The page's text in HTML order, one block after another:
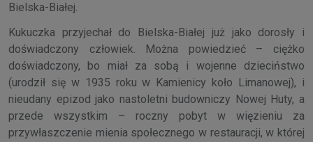
Bielska-Białej.
Kukuczka przyjechał do Bielska-Białej już jako dorosły i
doświadczony człowiek. Można powiedzieć – ciężko
doświadczony, bo miał za sobą i wojenne dzieciństwo
(urodził się w 1935 roku w Kamienicy koło Limanowej), i
nieudany epizod jako nastoletni budowniczy Nowej Huty, a
przede wszystkim – roczny pobyt w więzieniu za
przywłaszczenie mienia społecznego w restauracji, w której